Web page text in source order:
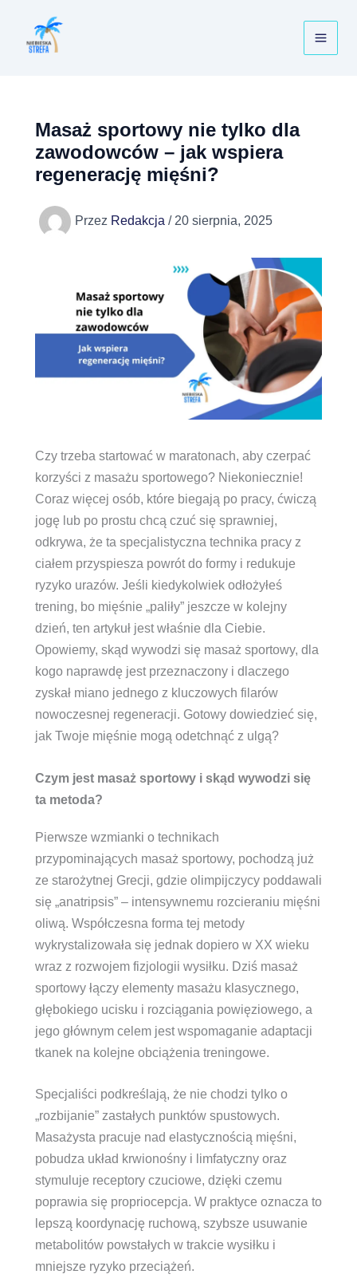
treści
Masaż sportowy nie tylko dla
zawodowców – jak wspiera
regenerację mięśni?
Przez Redakcja / 20 sierpnia, 2025
Czy trzeba startować w maratonach, aby czerpać
korzyści z masażu sportowego? Niekoniecznie!
Coraz więcej osób, które biegają po pracy, ćwiczą
jogę lub po prostu chcą czuć się sprawniej,
odkrywa, że ta specjalistyczna technika pracy z
ciałem przyspiesza powrót do formy i redukuje
ryzyko urazów. Jeśli kiedykolwiek odłożyłeś
trening, bo mięśnie „paliły” jeszcze w kolejny
dzień, ten artykuł jest właśnie dla Ciebie.
Opowiemy, skąd wywodzi się masaż sportowy, dla
kogo naprawdę jest przeznaczony i dlaczego
zyskał miano jednego z kluczowych filarów
nowoczesnej regeneracji. Gotowy dowiedzieć się,
jak Twoje mięśnie mogą odetchnąć z ulgą?
Czym jest masaż sportowy i skąd wywodzi się
ta metoda?
Pierwsze wzmianki o technikach
przypominających masaż sportowy, pochodzą już
ze starożytnej Grecji, gdzie olimpijczycy poddawali
się „anatripsis” – intensywnemu rozcieraniu mięśni
oliwą. Współczesna forma tej metody
wykrystalizowała się jednak dopiero w XX wieku
wraz z rozwojem fizjologii wysiłku. Dziś masaż
sportowy łączy elementy masażu klasycznego,
głębokiego ucisku i rozciągania powięziowego, a
jego głównym celem jest wspomaganie adaptacji
tkanek na kolejne obciążenia treningowe.
Specjaliści podkreślają, że nie chodzi tylko o
„rozbijanie” zastałych punktów spustowych.
Masażysta pracuje nad elastycznością mięśni,
pobudza układ krwionośny i limfatyczny oraz
stymuluje receptory czuciowe, dzięki czemu
poprawia się propriocepcja. W praktyce oznacza to
lepszą koordynację ruchową, szybsze usuwanie
metabolitów powstałych w trakcie wysiłku i
mniejsze ryzyko przeciążeń.